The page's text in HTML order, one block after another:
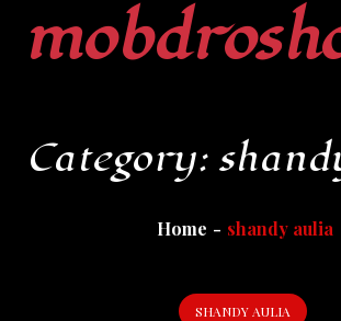
Category:
Home shandy aulia
SHANDY AULIA